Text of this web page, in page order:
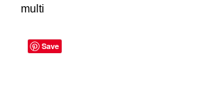
multi
Save